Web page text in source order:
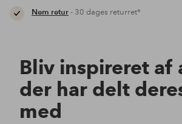
Nem retur- 30 dages returret*
Bliv inspireret af
der har delt
med